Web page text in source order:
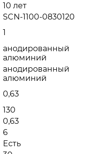
10 лет
SCN-1100-0830120
1
анодированный
алюминий
анодированный
алюминий
0,63
130
0,63
6
Есть